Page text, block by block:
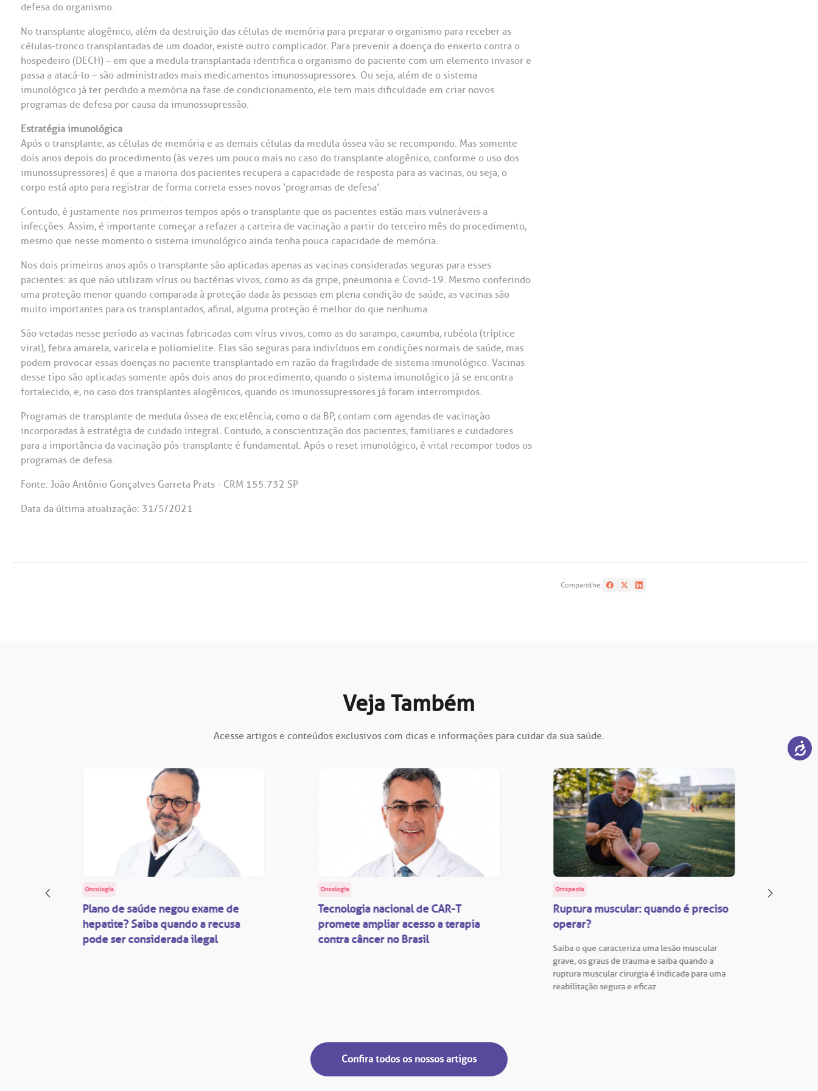
defesa do organismo.
No transplante alogênico, além da destruição das células de memória para preparar o organismo para receber as
células-tronco transplantadas de um doador, existe outro complicador. Para prevenir a doença do enxerto contra o
hospedeiro (DECH) – em que a medula transplantada identifica o organismo do paciente com um elemento invasor e
passa a atacá-lo – são administrados mais medicamentos imunossupressores. Ou seja, além de o sistema
imunológico já ter perdido a memória na fase de condicionamento, ele tem mais dificuldade em criar novos
programas de defesa por causa da imunossupressão.
Estratégia imunológica
Após o transplante, as células de memória e as demais células da medula óssea vão se recompondo. Mas somente
dois anos depois do procedimento (às vezes um pouco mais no caso do transplante alogênico, conforme o uso dos
imunossupressores) é que a maioria dos pacientes recupera a capacidade de resposta para as vacinas, ou seja, o
corpo está apto para registrar de forma correta esses novos ‘programas de defesa’.
Contudo, é justamente nos primeiros tempos após o transplante que os pacientes estão mais vulneráveis a
infecções. Assim, é importante começar a refazer a carteira de vacinação a partir do terceiro mês do procedimento,
mesmo que nesse momento o sistema imunológico ainda tenha pouca capacidade de memória.
Nos dois primeiros anos após o transplante são aplicadas apenas as vacinas consideradas seguras para esses
pacientes: as que não utilizam vírus ou bactérias vivos, como as da gripe, pneumonia e Covid-19. Mesmo conferindo
uma proteção menor quando comparada à proteção dada às pessoas em plena condição de saúde, as vacinas são
muito importantes para os transplantados, afinal, alguma proteção é melhor do que nenhuma.
São vetadas nesse período as vacinas fabricadas com vírus vivos, como as do sarampo, caxumba, rubéola (tríplice
viral), febra amarela, varicela e poliomielite. Elas são seguras para indivíduos em condições normais de saúde, mas
podem provocar essas doenças no paciente transplantado em razão da fragilidade de sistema imunológico. Vacinas
desse tipo são aplicadas somente após dois anos do procedimento, quando o sistema imunológico já se encontra
fortalecido, e, no caso dos transplantes alogênicos, quando os imunossupressores já foram interrompidos.
Programas de transplante de medula óssea de excelência, como o da BP, contam com agendas de vacinação
incorporadas à estratégia de cuidado integral. Contudo, a conscientização dos pacientes, familiares e cuidadores
para a importância da vacinação pós-transplante é fundamental. Após o reset imunológico, é vital recompor todos os
programas de defesa.
Fonte: João Antônio Gonçalves Garreta Prats - CRM 155.732 SP
Data da última atualização: 31/5/2021
Compartilhe:
Veja Também
Acesse artigos e conteúdos exclusivos com dicas e informações para cuidar da sua saúde.
Oncologia
Plano de saúde negou exame de
hepatite? Saiba quando a recusa
pode ser considerada ilegal
Oncologia
Tecnologia nacional de CAR-T
promete ampliar acesso a terapia
contra câncer no Brasil
Ortopedia
Ruptura muscular: quando é preciso
operar?
Saiba o que caracteriza uma lesão muscular
grave, os graus de trauma e saiba quando a
ruptura muscular cirurgia é indicada para uma
reabilitação segura e eficaz
Confira todos os nossos artigos